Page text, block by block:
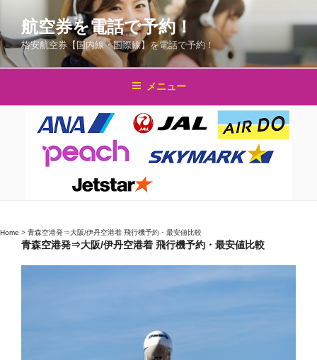
テ
ン
ス
航空券を電話で予約！
格安航空券【国内線・国際線】を電話で予約！
メニュー
Home > 青森空港発⇒大阪/伊丹空港着 飛行機予約・最安値比較
青森空港発⇒大阪/伊丹空港着 飛行機予約・最安値比較